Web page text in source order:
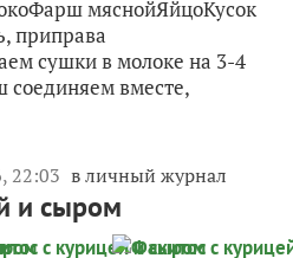
мяснойЯйцоКусок
приправа
сушки в молоке на 3-4
соединяем вместе,
22:03 в личный журнал
и сыром